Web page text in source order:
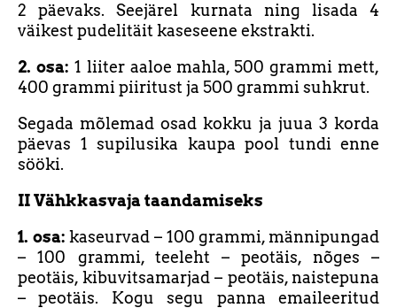
2 päevaks. Seejärel kurnata ning lisada 4
väikest pudelitäit kaseseene ekstrakti.
2. osa: 1 liiter aaloe mahla, 500 grammi mett,
400 grammi piiritust ja 500 grammi suhkrut.
Segada mõlemad osad kokku ja juua 3 korda
päevas 1 supilusika kaupa pool tundi enne
sööki.
II Vähkkasvaja taandamiseks
1. osa: kaseurvad – 100 grammi, männipungad
– 100 grammi, teeleht – peotäis, nõges –
peotäis, kibuvitsamarjad – peotäis, naistepuna
– peotäis. Kogu segu panna emaileeritud